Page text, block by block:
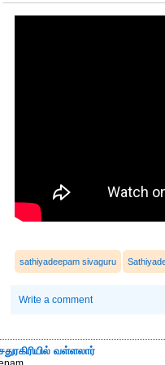
sathiyadeepam sivaguru
Write a comment
வள்ளலார்